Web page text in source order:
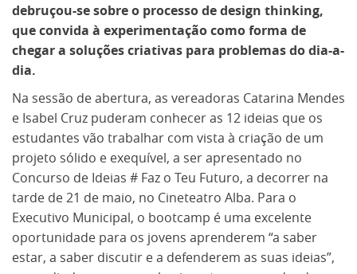
debruçou-se sobre o processo de design thinking,
que convida à experimentação como forma de
chegar a soluções criativas para problemas do dia-a-
dia.
Na sessão de abertura, as vereadoras Catarina Mendes
e Isabel Cruz puderam conhecer as 12 ideias que os
estudantes vão trabalhar com vista à criação de um
projeto sólido e exequível, a ser apresentado no
Concurso de Ideias # Faz o Teu Futuro, a decorrer na
tarde de 21 de maio, no Cineteatro Alba. Para o
Executivo Municipal, o bootcamp é uma excelente
oportunidade para os jovens aprenderem “a saber
estar, a saber discutir e a defenderem as suas ideias”,